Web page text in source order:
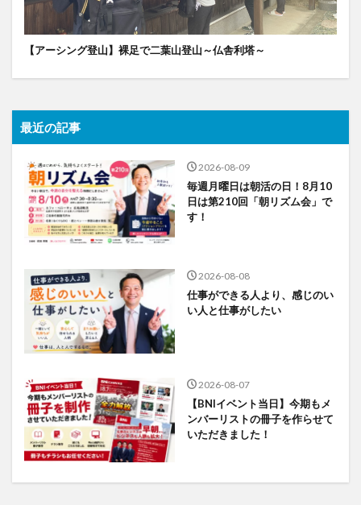
【アーシング登山】裸足で二葉山登山～仏舎利塔～
最近の記事
2026-08-09
毎週月曜日は朝活の日！8月10
日は第210回「朝リズム会」で
す！
2026-08-08
仕事ができる人より、感じのい
い人と仕事がしたい
2026-08-07
【BNIイベント当日】今期もメ
ンバーリストの冊子を作らせて
いただきました！